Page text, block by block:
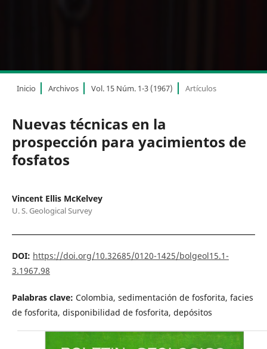
Inicio Archivos Vol. 15 Núm. 1-3 (1967) Artículos
Nuevas técnicas en la
prospección para yacimientos de
fosfatos
Vincent Ellis McKelvey
U. S. Geological Survey
DOI: https://doi.org/10.32685/0120-1425/bolgeol15.1-
3.1967.98
Palabras clave: Colombia, sedimentación de fosforita, facies
de fosforita, disponibilidad de fosforita, depósitos